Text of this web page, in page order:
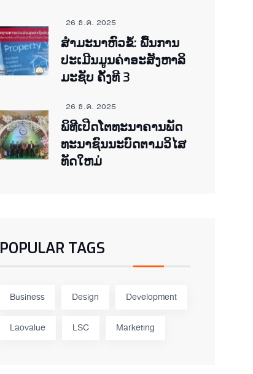
26 ธ.ค. 2025
ສຳມະນາຫົວຂໍ້: ພື້ນການ
ປະເມີນມູນຄ່າອະສັງຫາລິ
ມະຊັບ ຄັ້ງທີ 3
26 ธ.ค. 2025
ພິ​ທີ​ເປີດ​ໂຕ​ທະ​ນາ​ຄານ​ພັດ​
ທະ​ນາ​ຊົນ​ນະ​ບົດ​ຕາມ​ວິ​ໄສ​
ທັດ​ໃຫມ່
POPULAR TAGS
Business Design Development
Laovalue LSC Marketing